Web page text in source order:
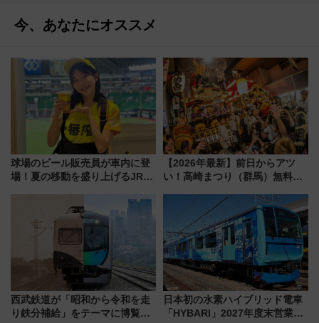
今、あなたにオススメ
球場のビール販売員が車内に登
場！夏の移動を盛り上げるJR九
月7日限定 ソフトバンクホーク
スとコラボ
【2026年最新】前日からアツ
い！高崎まつり（群馬）無料観
西武鉄道が「昭和から令和を走
り鉄分補給」をテーマに博覧会
日本初の水素ハイブリッド電車
「HYBARI」2027年度末営業運